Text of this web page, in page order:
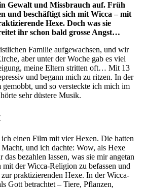
Gewalt und Missbrauch auf. Früh
und beschäftigt sich mit Wicca – mit
Hexe. Doch was sie
ihr schon bald grosse Angst…
Familie aufgewachsen, und wir
aber unter der Woche gab es viel
meine Eltern stritten oft… Mit 13
und begann mich zu ritzen. In der
und so versteckte ich mich im
sehr düstere Musik.
ich einen Film mit vier Hexen. Die hatten
und ich dachte: Wow, als Hexe
bezahlen lassen, was sie mir angetan
der Wicca-Religion zu befassen und
praktizierenden Hexe. In der Wicca-
Gott betrachtet – Tiere, Pflanzen,